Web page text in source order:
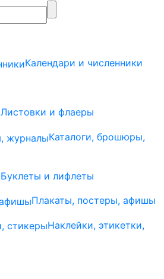
Календари и численники
Листовки и флаеры
Каталоги, брошюры,
Буклеты и лифлеты
Плакаты, постеры, афишы
Наклейки, этикетки,